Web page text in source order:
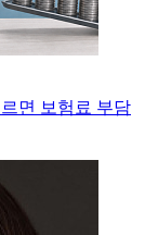
면 보험료 부담